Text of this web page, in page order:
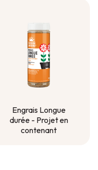
Engrais Longue
durée - Projet en
contenant